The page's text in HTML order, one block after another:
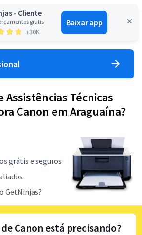
- Cliente
grátis
+30K
Baixar app
Entrar
Assistências Técnicas
Canon em Araguaína?
grátis e seguros
GetNinjas?
Canon está precisando?